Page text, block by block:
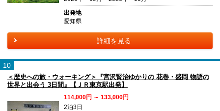
出発地
愛知県
詳細を見る
10
＜歴史への旅・ウォーキング＞『宮沢賢治ゆかりの 花巻・盛岡 物語の
世界と出会う 3日間』【ＪＲ東京駅出発】
114,000円 ～ 133,000円
2泊3日